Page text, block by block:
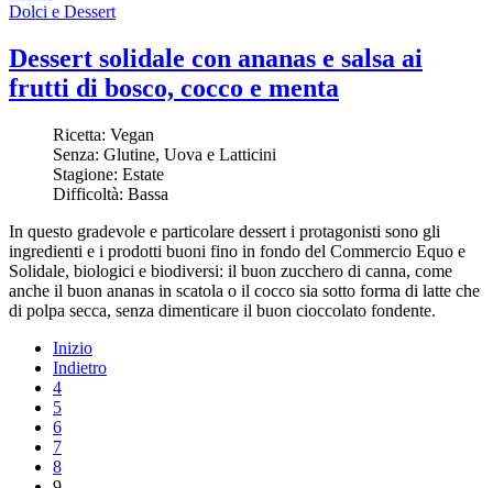
Dolci e Dessert
Dessert solidale con ananas e salsa ai
frutti di bosco, cocco e menta
Ricetta: Vegan
Senza: Glutine, Uova e Latticini
Stagione: Estate
Difficoltà: Bassa
In questo gradevole e particolare dessert i protagonisti sono gli
ingredienti e i prodotti buoni fino in fondo del Commercio Equo e
Solidale, biologici e biodiversi: il buon zucchero di canna, come
anche il buon ananas in scatola o il cocco sia sotto forma di latte che
di polpa secca, senza dimenticare il buon cioccolato fondente.
Inizio
Indietro
4
5
6
7
8